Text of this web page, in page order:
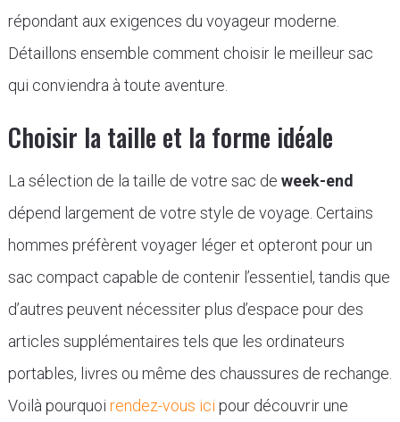
répondant aux exigences du voyageur moderne.
Détaillons ensemble comment choisir le meilleur sac
qui conviendra à toute aventure.
Choisir la taille et la forme idéale
La sélection de la taille de votre sac de week-end
dépend largement de votre style de voyage. Certains
hommes préfèrent voyager léger et opteront pour un
sac compact capable de contenir l’essentiel, tandis que
d’autres peuvent nécessiter plus d’espace pour des
articles supplémentaires tels que les ordinateurs
portables, livres ou même des chaussures de rechange.
Voilà pourquoi rendez-vous ici pour découvrir une